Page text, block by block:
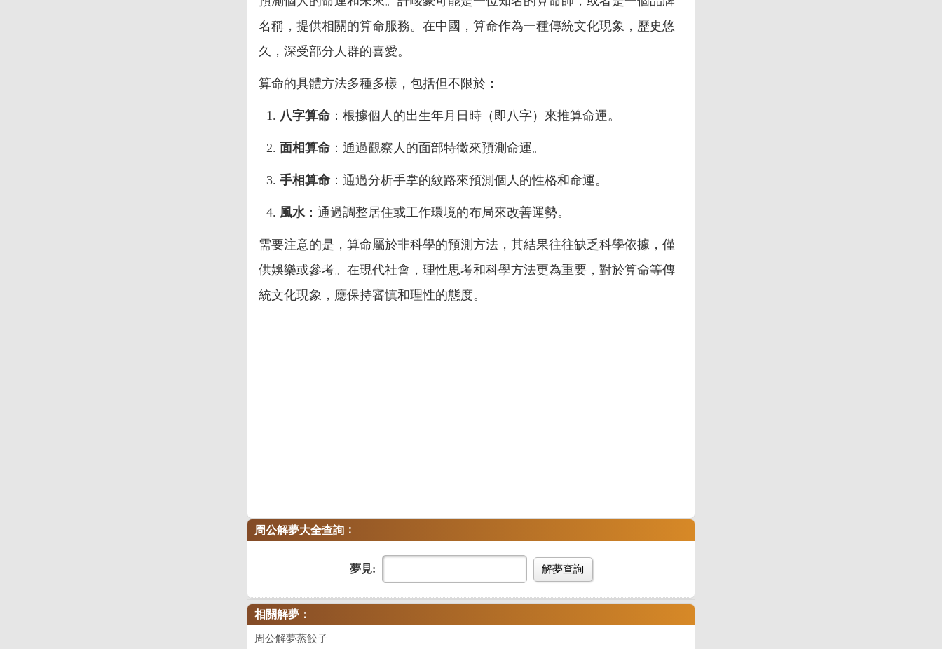
名稱，提供相關的算命服務。在中國，算命作為一種傳統文化現象，歷史悠
久，深受部分人群的喜愛。
算命的具體方法多種多樣，包括但不限於：
八字算命 ：根據個人的出生年月日時（即八字）來推算命運。
面相算命 ：通過觀察人的面部特徵來預測命運。
手相算命 ：通過分析手掌的紋路來預測個人的性格和命運。
風水 ：通過調整居住或工作環境的布局來改善運勢。
需要注意的是，算命屬於非科學的預測方法，其結果往往缺乏科學依據，僅
供娛樂或參考。在現代社會，理性思考和科學方法更為重要，對於算命等傳
統文化現象，應保持審慎和理性的態度。
周公解夢大全查詢 ：
夢見: 解夢查詢
相關解夢：
周公解夢蒸餃子